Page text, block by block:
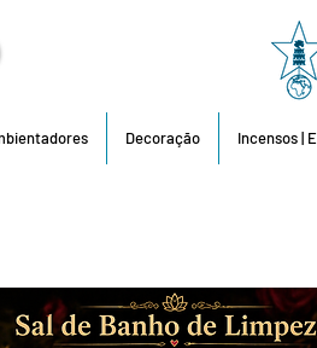
Decoração Incensos |